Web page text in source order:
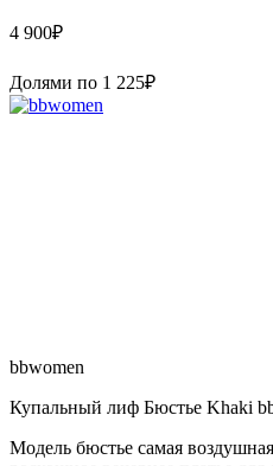
4 900₽
Долями по 1 225₽
bbwomen
Купальный лиф Бюстье Khaki
Модель бюстье самая